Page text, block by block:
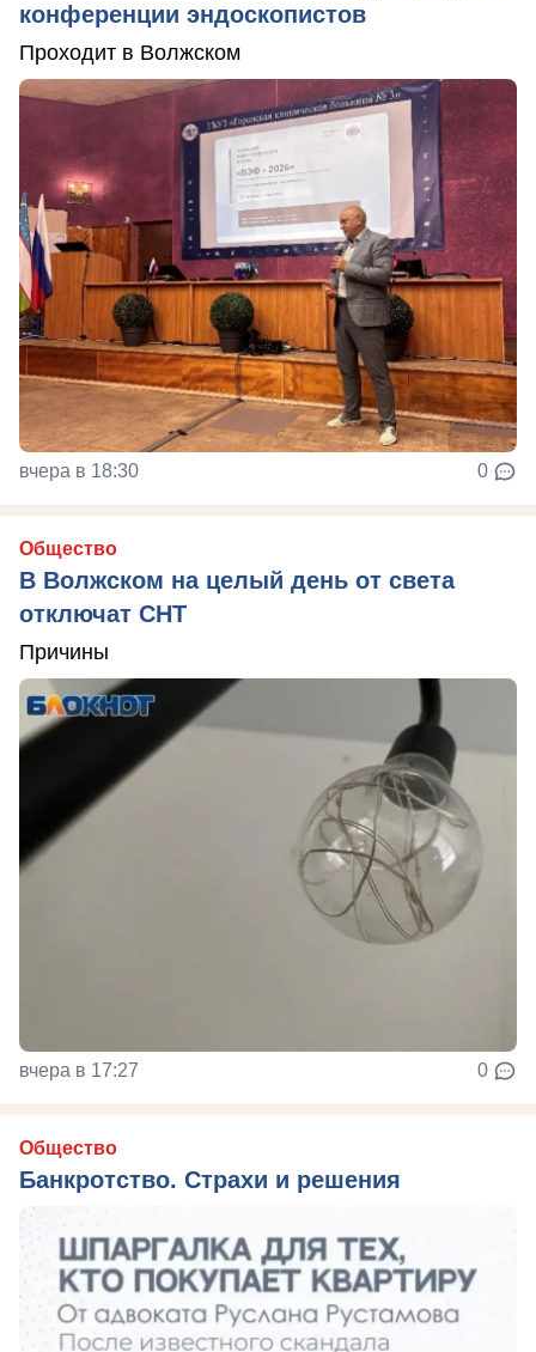
конференции эндоскопистов
Проходит в Волжском
вчера в 18:30 0
Общество
В Волжском на целый день от света
отключат СНТ
Причины
вчера в 17:27 0
Общество
Банкротство. Страхи и решения